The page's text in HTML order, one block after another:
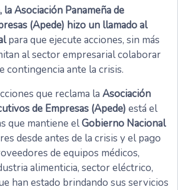
Asociación Panameña de
(Apede) hizo un llamado al
para que ejecute acciones, sin más
al sector empresarial colaborar
contingencia ante la crisis.
que reclama la Asociación
de Empresas (Apede) está el
que mantiene elGobierno Nacional
desde antes de la crisis y el pago
de equipos médicos,
alimenticia, sector eléctrico,
han estado brindando sus servicios